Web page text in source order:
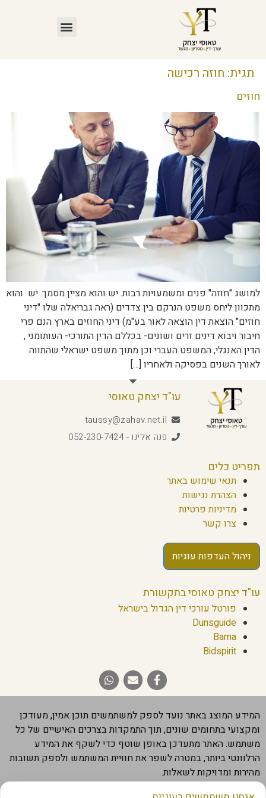
תגית: חוזה רכישה
חוזים
למושג "חוזה" פנים ומשמעויות רבות. יש והוא מציין מסמך. יש והוא
מתכוון ליחס משפט הנרקם בין צדדים (ראה גבריאלה שלו "דיני
חוזים" הוצאת דין הוצאה לאור בע"מ) דיני החוזים בארץ הנם פרי
חיבור ויבוא דינים זרים ושונים- בכללם הדין התורכי- העותומני ,
הדין האנגלי, המשפט העברי וכן מתוך משפט ישראלי שהתווה
לאורך השנים בפסיקה ולאחריו […]
עו"ד יצחק טאוסי
taussy@zahav.net.il
פנה אלינו - 052-230-7424
תפריט כלים
תנאי שימוש באתר
הצהרת נגישות
מדיניות פרטיות
צרו קשר
ניהול העדפות עוגיות
עו"ד יצחק טאוסי בתקשורת
פורטל עורכי דין הגדול בישראל
Dunsguide
Bama
Bidspirit
המידע המוצג באתר נועד לספק למשתמשים תוכן אמין, מעודכן
ומקצועי בתחומים שונים, תוך התמקדות בצרכים האישיים של כל
משתמש. האתר מתעדכן באופן שוטף כדי לשקף את המידע
הרלוונטי ביותר, במטרה לשפר את חוויית המשתמש ולספק תשובות
מהירות ומדויקות לשאלות.
חשוב להבהיר שהמידע המוצג באתר מבוסס על מקורות מהימנים,